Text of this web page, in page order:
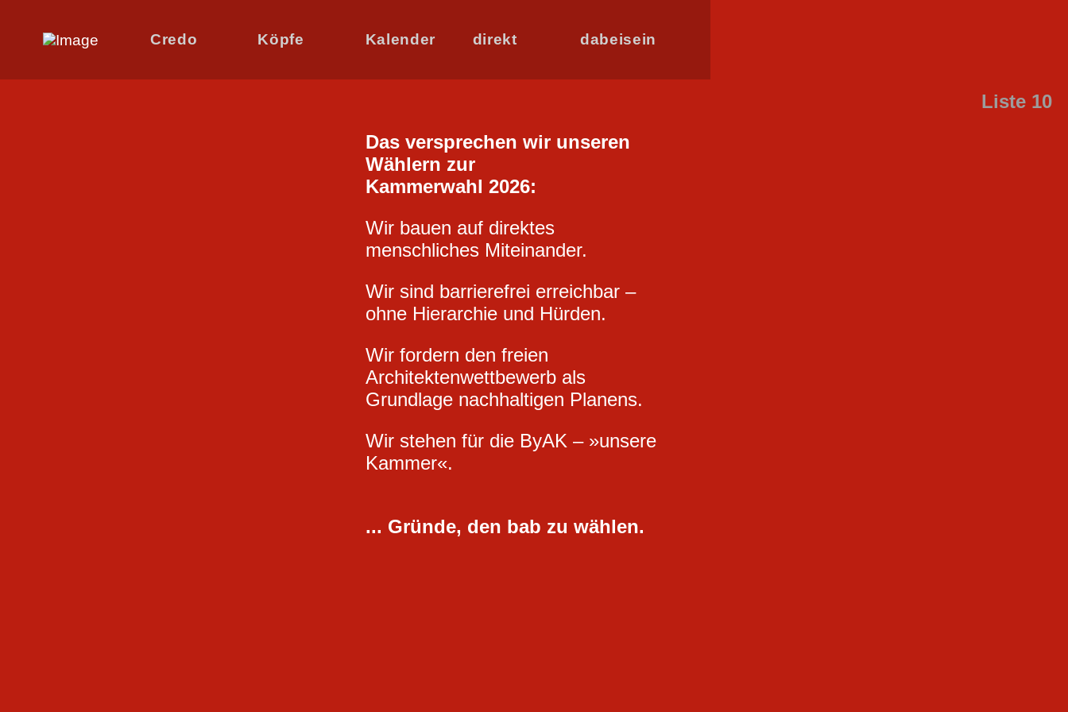
Credo Köpfe Kalender direkt dabeisein
Liste 10
Das versprechen wir unseren
Wählern zur
Kammerwahl 2026:
Wir bauen auf direktes
menschliches Miteinander.
Wir sind barrierefrei erreichbar –
ohne Hierarchie und Hürden.
Wir fordern den freien
Architektenwettbewerb als
Grundlage nachhaltigen Planens.
Wir stehen für die ByAK – »unsere
Kammer«.
... Gründe, den bab zu wählen.